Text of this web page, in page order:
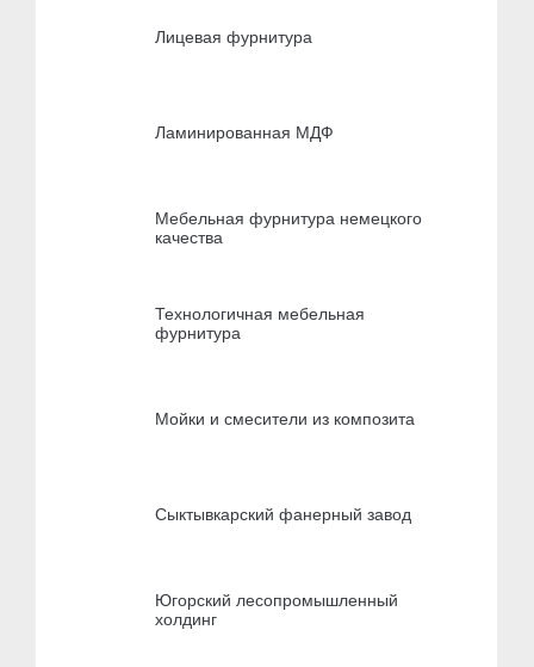
Лицевая фурнитура
Ламинированная МДФ
Мебельная фурнитура немецкого
качества
Технологичная мебельная
фурнитура
Мойки и смесители из композита
Сыктывкарский фанерный завод
Югорский лесопромышленный
холдинг